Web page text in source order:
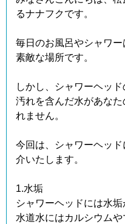
るナナフクです。
毎日のお風呂やシャワ
素敵な場所です。
しかし、シャワーヘッ
汚れを含んだ水があな
れません。
今回は、シャワーヘッ
介いたします。
1.水垢
シャワーヘッドには水垢
水道水にはカルシウム